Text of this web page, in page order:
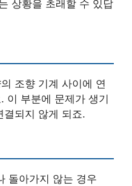
상황을 초래할 수 있답
조향 기계 사이에 연
이 부분에 문제가 생기
결되지 않게 되죠.
돌아가지 않는 경우